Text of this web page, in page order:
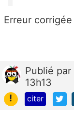
Erreur corrigée
Publié par
13h13
!
citer